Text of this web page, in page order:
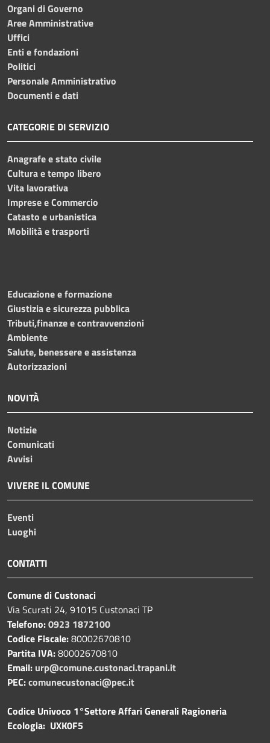
Organi di Governo
Aree Amministrative
Uffici
Enti e fondazioni
Politici
Personale Amministrativo
Documenti e dati
CATEGORIE DI SERVIZIO
Anagrafe e stato civile
Cultura e tempo libero
Vita lavorativa
Imprese e Commercio
Catasto e urbanistica
Mobilità e trasporti
Educazione e formazione
Giustizia e sicurezza pubblica
Tributi,finanze e contravvenzioni
Ambiente
Salute, benessere e assistenza
Autorizzazioni
NOVITÀ
Notizie
Comunicati
Avvisi
VIVERE IL COMUNE
Eventi
Luoghi
CONTATTI
Comune di Custonaci
Via Scurati 24, 91015 Custonaci TP
Telefono:0923 1872100
Codice Fiscale:80002670810
Partita IVA:80002670810
Email: urp@comune.custonaci.trapani.it
PEC:comunecustonaci@pec.it
Codice Univoco 1°Settore Affari Generali Ragioneria
Ecologia: UXK0F5